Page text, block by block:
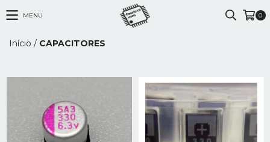
MENU 0
Início / CAPACITORES